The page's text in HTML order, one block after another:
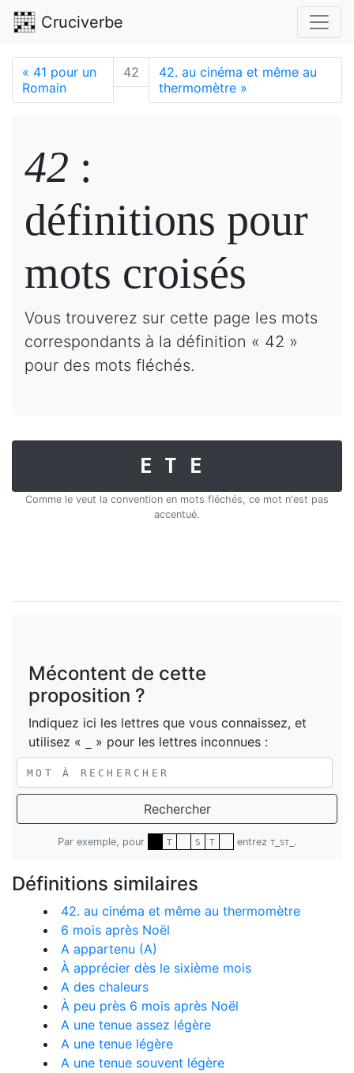
Cruciverbe
« 41 pour un
Romain
42
42. au cinéma et même au
thermomètre »
42 :
définitions pour
mots croisés
Vous trouverez sur cette page les mots
correspondants à la définition « 42 »
pour des mots fléchés.
ETE
Comme le veut la convention en mots fléchés, ce mot n'est pas
accentué.
Mécontent de cette
proposition ?
Indiquez ici les lettres que vous connaissez, et
utilisez «
» pour les lettres inconnues :
Rechercher
Par exemple, pour T S T entrez T_ST_ .
Définitions similaires
42. au cinéma et même au thermomètre
6 mois après Noël
A appartenu (A)
À apprécier dès le sixième mois
A des chaleurs
À peu près 6 mois après Noël
A une tenue assez légère
A une tenue légère
A une tenue souvent légère